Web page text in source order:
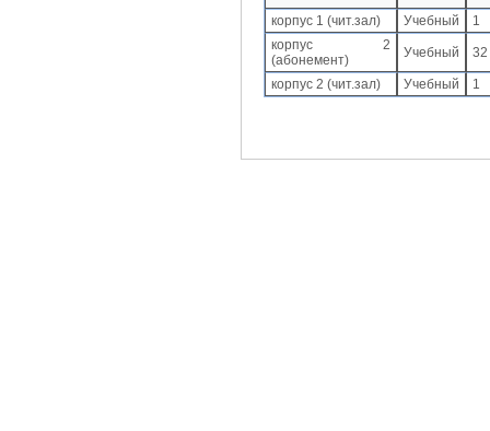
корпус 1 (чит.зал) Учебный
1
корпус 2
(абонемент)
Учебный 32
корпус 2 (чит.зал) Учебный 1